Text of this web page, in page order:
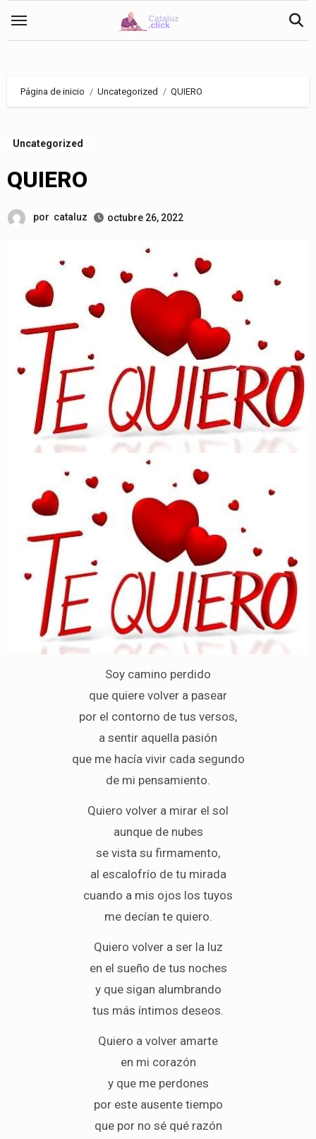
Página de inicio Uncategorized QUIERO
Uncategorized
QUIERO
por cataluz octubre 26, 2022
Soy camino perdido
que quiere volver a pasear
por el contorno de tus versos,
a sentir aquella pasión
que me hacía vivir cada segundo
de mi pensamiento.
Quiero volver a mirar el sol
aunque de nubes
se vista su firmamento,
al escalofrío de tu mirada
cuando a mis ojos los tuyos
me decían te quiero.
Quiero volver a ser la luz
en el sueño de tus noches
y que sigan alumbrando
tus más íntimos deseos.
Quiero a volver amarte
en mi corazón
y que me perdones
por este ausente tiempo
que por no sé qué razón